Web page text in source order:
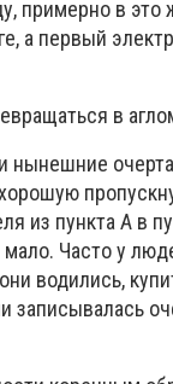
примерно в
а первый
в
нынешние
из пункта А в
Часто у
водились,